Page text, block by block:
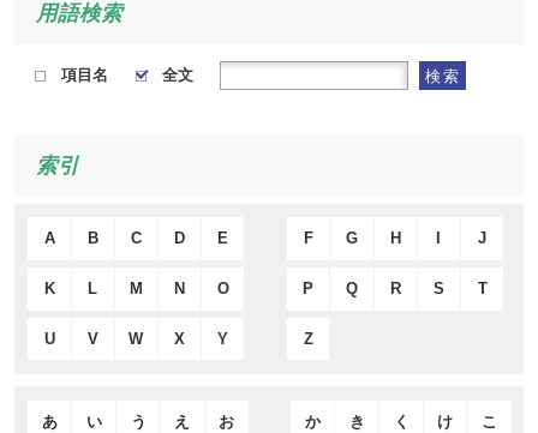
用語検索
項目名 全文 検索
索引
A B C D E F G H J
K L M N O P Q R S T
U V W X Y Z
あ い う え お か き く け こ